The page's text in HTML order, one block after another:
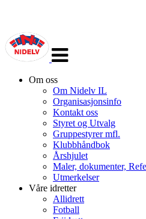
navigasjon
Om oss
Om Nidelv IL
Organisasjonsinfo
Kontakt oss
Styret og Utvalg
Gruppestyrer mfl.
Klubbhåndbok
Årshjulet
Maler, dokumenter,
Utmerkelser
Våre idretter
Allidrett
Fotball